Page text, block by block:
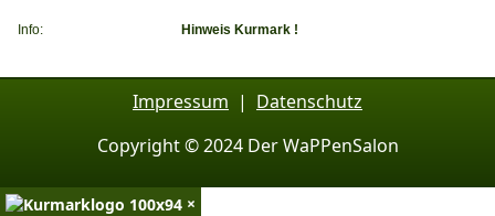
Info: Hinweis Kurmark !
Impressum | Datenschutz
Copyright © 2024 Der WaPPenSalon
×